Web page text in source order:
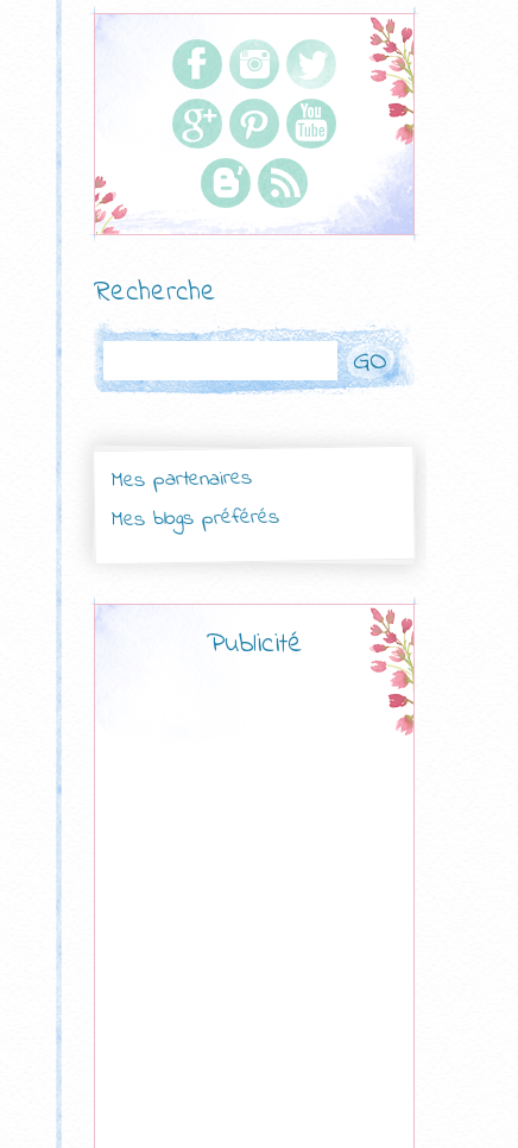
Recherche
Mes partenaires
Mes blogs préférés
Publicité